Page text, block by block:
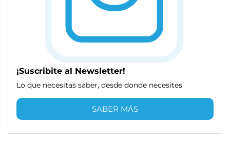
¡Suscribite al Newsletter!
Lo que necesitas saber, desde donde necesites
SABER MÁS